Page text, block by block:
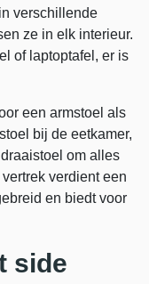
verschillende
ze in elk interieur.
of laptoptafel, er is
een armstoel als
bij de eetkamer,
om alles
verdient een
en biedt voor
side